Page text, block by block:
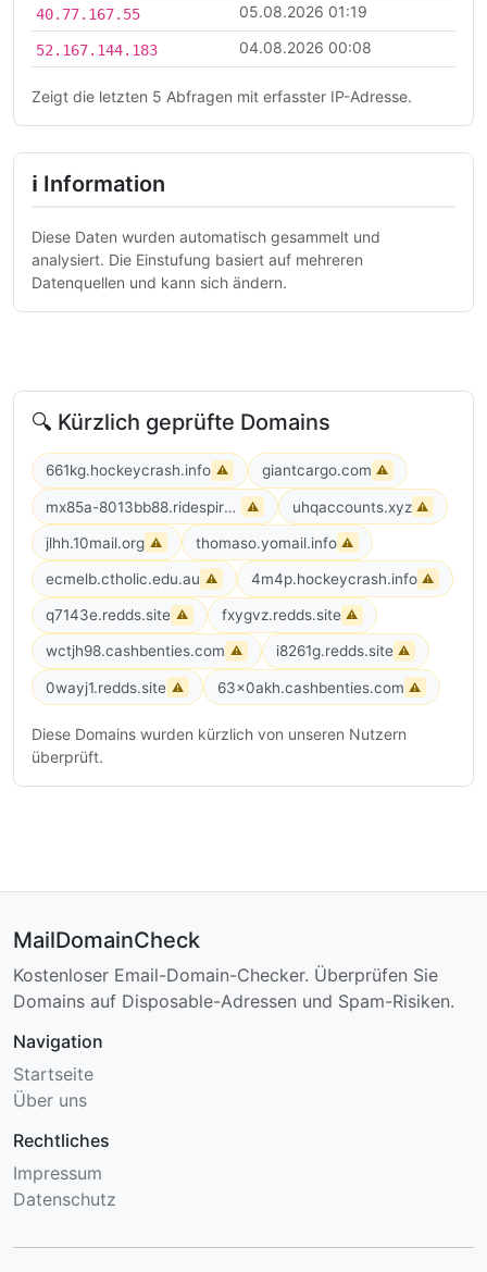
40.77.167.55 05.08.2026 01:19
52.167.144.183 04.08.2026 00:08
Zeigt die letzten 5 Abfragen mit erfasster IP-Adresse.
ℹ Information
Diese Daten wurden automatisch gesammelt und
analysiert. Die Einstufung basiert auf mehreren
Datenquellen und kann sich ändern.
🔍 Kürzlich geprüfte Domains
661kg.hockeycrash.info ⚠ giantcargo.com ⚠
mx85a-8013bb88.ridespirals.com ⚠ uhqaccounts.xyz ⚠
jlhh.10mail.org ⚠ thomaso.yomail.info ⚠
ecmelb.ctholic.edu.au ⚠ 4m4p.hockeycrash.info ⚠
q7143e.redds.site ⚠ fxygvz.redds.site ⚠
wctjh98.cashbenties.com ⚠ i8261g.redds.site ⚠
0wayj1.redds.site ⚠ 63x0akh.cashbenties.com ⚠
Diese Domains wurden kürzlich von unseren Nutzern
überprüft.
MailDomainCheck
Kostenloser Email-Domain-Checker. Überprüfen Sie
Domains auf Disposable-Adressen und Spam-Risiken.
Navigation
Startseite
Über uns
Rechtliches
Impressum
Datenschutz